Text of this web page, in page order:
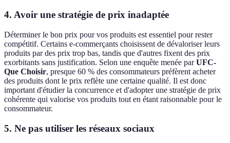
4. Avoir une stratégie de prix inadaptée
Déterminer le bon prix pour vos produits est essentiel pour rester
compétitif. Certains e-commerçants choisissent de dévaloriser leurs
produits par des prix trop bas, tandis que d'autres fixent des prix
exorbitants sans justification. Selon une enquête menée parUFC-
Que Choisir, presque 60 % des consommateurs préfèrent acheter
des produits dont le prix reflète une certaine qualité. Il est donc
important d'étudier la concurrence et d'adopter une stratégie de prix
cohérente qui valorise vos produits tout en étant raisonnable pour le
consommateur.
5. Ne pas utiliser les réseaux sociaux